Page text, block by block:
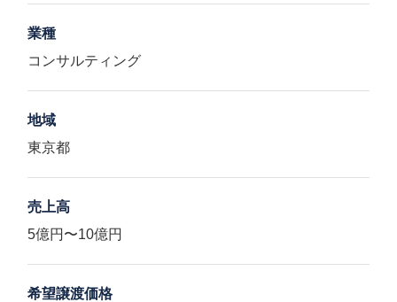
業種
コンサルティング
地域
東京都
売上高
5億円〜10億円
希望譲渡価格